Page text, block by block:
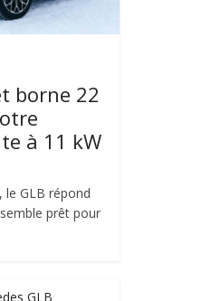
borne 22
à 11 kW
le GLB répond
prêt pour
GLB